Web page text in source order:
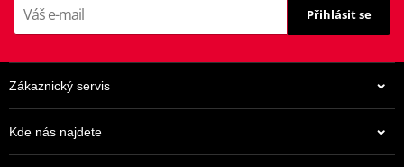
Přihlásit se
Zákaznický servis
Kde nás najdete